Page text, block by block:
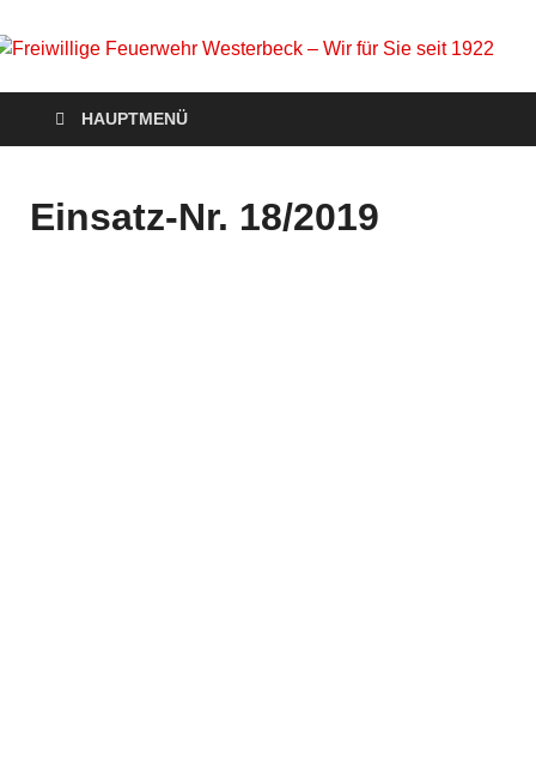
Freiwillige Feuerwehr
Westerbeck – Wir für
Sie seit 1922
Homepage der Freiwilligen Feuerwehr Westerbeck: Aktuelles,
Veranstaltungen, Einsätze, Unsere Wehr, Jugendfeuerwehr,
Mach mit!
HAUPTMENÜ
Einsatz-Nr. 18/2019